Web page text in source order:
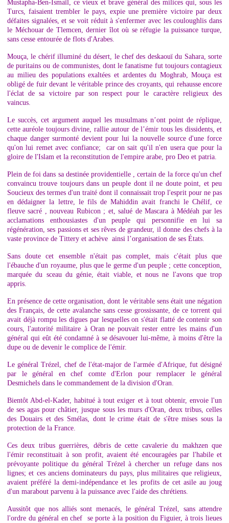
Mustapha-Ben-Ismaïl, ce vieux et brave général des milices qui, sous les
Turcs, faisaient trembler le pays, expie une première victoire par deux
défaites signalées, et se voit réduit à s'enfermer avec les couloughlis dans
le Méchouar de Tlemcen, dernier îlot où se réfugie la puissance turque,
sans cesse entourée de flots d'Arabes.
Mouça, le chérif illuminé du désert, le chef des deskaouï du Sahara, sorte
de puritains ou de communistes, dont le fanatisme fut toujours contagieux
au milieu des populations exaltées et ardentes du Moghrab, Mouça est
obligé de fuir devant le véritable prince des croyants, qui rehausse encore
l'éclat de sa victoire par son respect pour le caractère religieux des
vaincus.
Le succès, cet argument auquel les musulmans n’ont point de réplique,
cette auréole toujours divine, rallie autour de l’émir tous les dissidents, et
chaque danger surmonté devient pour lui la nouvelle source d'une force
qu'on lui remet avec confiance; car on sait qu'il n'en usera que pour la
gloire de l'Islam et la reconstitution de l'empire arabe, pro Deo et patria.
Plein de foi dans sa destinée providentielle , certain de la force qu'un chef
convaincu trouve toujours dans un peuple dont il ne doute point, et peu
Soucieux des termes d'un traité dont il connaissait trop l'esprit pour ne pas
en dédaigner la lettre, le fils de Mahiddin avait franchi le Chélif, ce
fleuve sacré , nouveau Rubicon ; et, salué de Mascara à Médéah par les
acclamations enthousiastes d'un peuple qui personnifie en lui sa
régénération, ses passions et ses rêves de grandeur, il donne des chefs à la
vaste province de Tittery et achève ainsi l’organisation de ses États.
Sans doute cet ensemble n'était pas complet, mais c'était plus que
l'ébauche d'un royaume, plus que le germe d'un peuple ; cette conception,
marquée du sceau du génie, était viable, et nous ne l'avons que trop
appris.
En présence de cette organisation, dont le véritable sens était une négation
des Français, de cette avalanche sans cesse grossissante, de ce torrent qui
avait déjà rompu les digues par lesquelles on s'était flatté de contenir son
cours, l'autorité militaire à Oran ne pouvait rester entre les mains d'un
général qui eût été condamné à se désavouer lui-même, à moins d'être la
dupe ou de devenir le complice de l'émir.
Le général Trézel, chef de l'état-major de l'armée d'Afrique, fut désigné
par le général en chef comte d'Erlon pour remplacer le général
Desmichels dans le commandement de la division d'Oran.
Bientôt Abd-el-Kader, habitué à tout exiger et à tout obtenir, envoie l'un
de ses agas pour châtier, jusque sous les murs d'Oran, deux tribus, celles
des Douairs et des Smélas, dont le crime était de s'être mises sous la
protection de la France.
Ces deux tribus guerrières, débris de cette cavalerie du makhzen que
l'émir reconstituait à son profit, avaient été encouragées par l'habile et
prévoyante politique du général Trézel à chercher un refuge dans nos
lignes; et ces anciens dominateurs du pays, plus militaires que religieux,
avaient préféré la demi-indépendance et les profits de cet asile au joug
d'un marabout parvenu à la puissance avec l'aide des chrétiens.
Aussitôt que nos alliés sont menacés, le général Trézel, sans attendre
l'ordre du général en chef se porte à la position du Figuier, à trois lieues